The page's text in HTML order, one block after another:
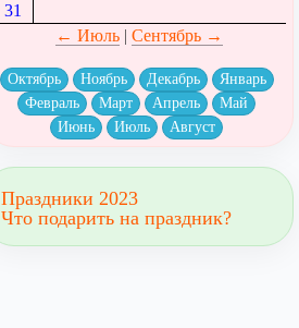
31
← Июль| Сентябрь →
Октябрь Ноябрь Декабрь
Январь
Февраль
Март Апрель
Май
Июнь
Июль Август
Праздники 2023
Что подарить на праздник?